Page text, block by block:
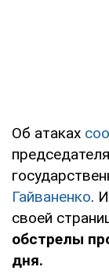
Об атаках
Гайваненко.
своей
обстрелы
дня.